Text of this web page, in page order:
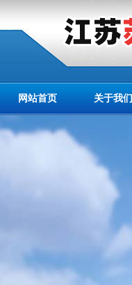
网站首页 关于我们